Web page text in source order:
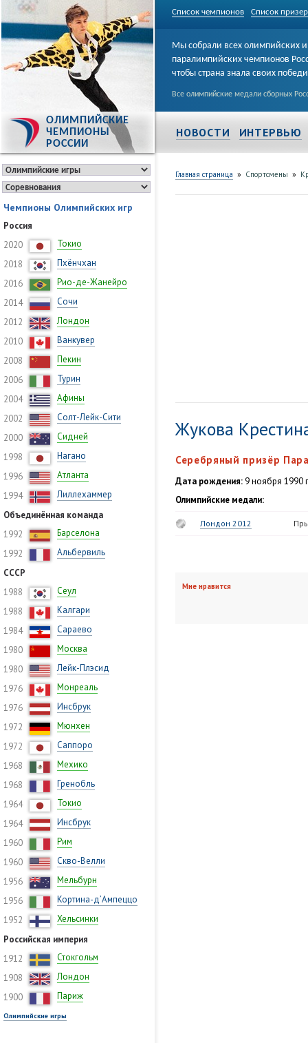
Список чемпионов Список
ОЛИМПИЙСКИЕ
ЧЕМПИОНЫ
РОССИИ
Мы собрали всех олимпийских и
паралимпийских чемпионов
чтобы страна знала своих
Все олимпийские медали сборных
НОВОСТИ ИНТЕРВЬЮ
Чемпионы Олимпийских игр
Россия
2020
Токио
2018
Пхёнчхан
2016
Рио-де-Жанейро
2014
Сочи
2012
Лондон
2010
Ванкувер
2008
Пекин
2006
Турин
2004
Афины
2002
Солт-Лейк-Сити
2000
Сидней
1998
Нагано
1996
Атланта
1994
Лиллехаммер
Объединённая команда
1992
Барселона
1992
Альбервиль
СССР
1988
Сеул
1988
Калгари
1984
Сараево
1980
Москва
1980
Лейк-Плэсид
1976
Монреаль
1976
Инсбрук
1972
Мюнхен
1972
Саппоро
1968
Мехико
1968
Гренобль
1964
Токио
1964
Инсбрук
1960
Рим
1960
Скво-Велли
1956
Мельбурн
1956
Кортина-д’Ампеццо
1952
Хельсинки
Российская империя
1912
Стокгольм
1908
Лондон
1900
Париж
Олимпийские игры
Главная страница » Спортсмены »
Жукова
Серебряный призёр
Дата рождения: 9 ноября 1990
Олимпийские медали:
Лондон 2012
Мне нравится